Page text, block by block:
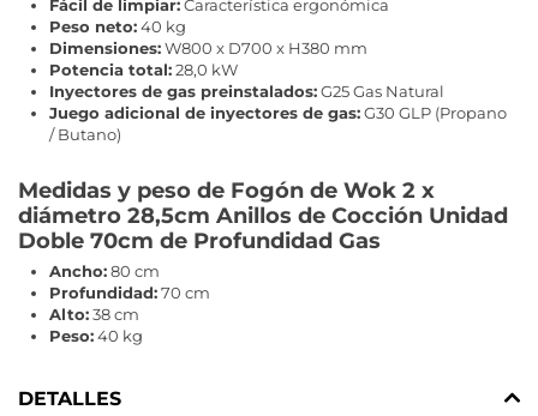
Fácil de limpiar:Característica ergonómica
Peso neto:40 kg
Dimensiones:W800 x D700 x H380 mm
Potencia total:28,0 kW
Inyectores de gas preinstalados:G25 Gas Natural
Juego adicional de inyectores de gas:G30 GLP (Propano
/ Butano)
Medidas y peso de Fogón de Wok 2 x
diámetro 28,5cm Anillos de Cocción Unidad
Doble 70cm de Profundidad Gas
Ancho:80 cm
Profundidad:70 cm
Alto:38 cm
Peso:40 kg
DETALLES